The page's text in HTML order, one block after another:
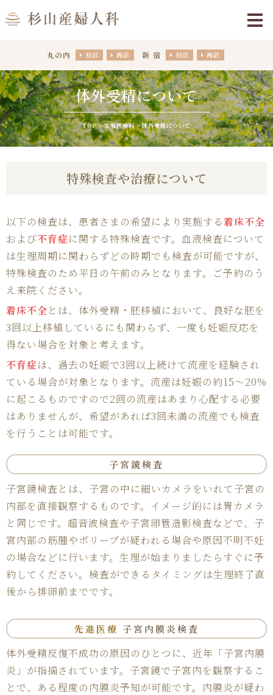
丸の内 初診 再診 新宿 初診 再診
体外受精について
TOP 生殖医療科 体外受精について
特殊検査や治療について
以下の検査は、患者さまの希望により実施する着床不全
および不育症に関する特殊検査です。血液検査について
は生理周期に関わらずどの時期でも検査が可能ですが、
特殊検査のため平日の午前のみとなります。ご予約のう
え来院ください。
着床不全とは、体外受精・胚移植において、良好な胚を
3回以上移植しているにも関わらず、一度も妊娠反応を
得ない場合を対象と考えます。
不育症は、過去の妊娠で3回以上続けて流産を経験され
ている場合が対象となります。流産は妊娠の約15～20%
に起こるものですので2回の流産はあまり心配する必要
はありませんが、希望があれば3回未満の流産でも検査
を行うことは可能です。
子宮鏡検査
子宮鏡検査とは、子宮の中に細いカメラをいれて子宮の
内部を直接観察するものです。イメージ的には胃カメラ
と同じです。超音波検査や子宮卵管造影検査などで、子
宮内部の筋腫やポリープが疑われる場合や原因不明不妊
の場合などに行います。生理が始まりましたらすぐに予
約してください。検査ができるタイミングは生理終了直
後から排卵前までです。
先進医療 子宮内膜炎検査
体外受精反復不成功の原因のひとつに、近年「子宮内膜
炎」が指摘されています。子宮鏡で子宮内を観察するこ
とで、ある程度の内膜炎予知が可能です。内膜炎が疑わ